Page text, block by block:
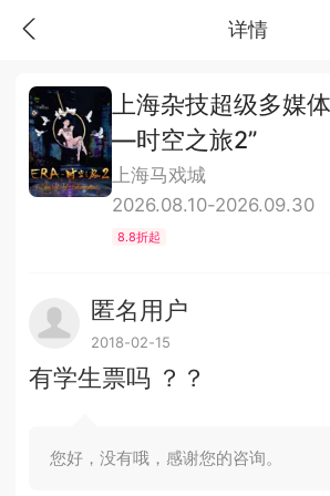
详情
上海杂技超级多媒
—时空之旅2”
上海马戏城
2026.08.10-2026.09.30
8.8折起
匿名用户
2018-02-15
有学生票吗 ？？
您好，没有哦，感谢您的咨询。